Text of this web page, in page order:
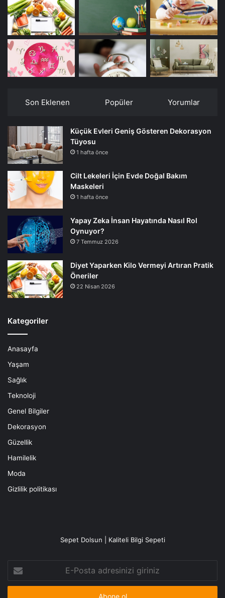
Son Eklenen Popüler Yorumlar
Küçük Evleri Geniş Gösteren Dekorasyon
Tüyosu
1 hafta önce
Cilt Lekeleri İçin Evde Doğal Bakım
Maskeleri
1 hafta önce
Yapay Zeka İnsan Hayatında Nasıl Rol
Oynuyor?
7 Temmuz 2026
Diyet Yaparken Kilo Vermeyi Artıran Pratik
Öneriler
22 Nisan 2026
Kategoriler
Anasayfa
Yaşam
Sağlık
Teknoloji
Genel Bilgiler
Dekorasyon
Güzellik
Hamilelik
Moda
Gizlilik politikası
Sepet Dolsun | Kaliteli Bilgi Sepeti
Posta
adresinizi